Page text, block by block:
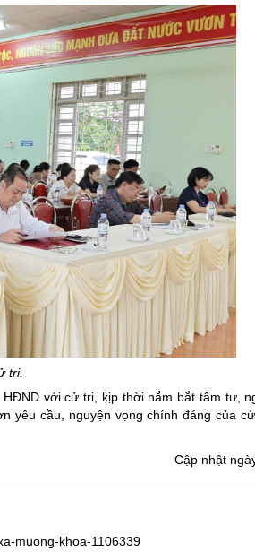
tri.
với cử tri, kịp thời nắm bắt tâm tư,
yêu cầu, nguyện vọng chính đáng của
Cập nhật
muong-khoa-1106339